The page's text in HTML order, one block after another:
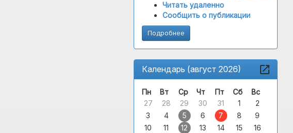
Читать удаленно
Сообщить о публикации
Подробнее
Календарь (август 2026)
Пн Вт Ср Чт Пт Сб
Вс
27
28 29 30 31 1
2
3
4 5 6 7 8
9
10
11 12 13 14 15
16